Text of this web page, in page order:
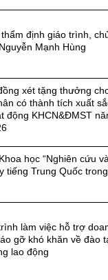
định giáo trình,
Mạnh Hùng
xét tặng thưởng
có thành tích xuất
động KHCN&ĐMST
học “Nghiên cứu
tiếng Trung Quốc
làm việc hỗ trợ
gỡ khó khăn về đào
lao động